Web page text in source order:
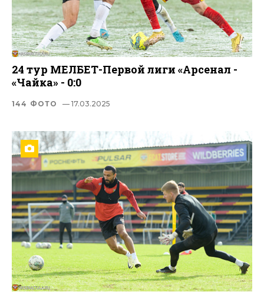
24 тур МЕЛБЕТ-Первой лиги «Арсенал -
«Чайка» - 0:0
144 ФОТО — 17.03.2025